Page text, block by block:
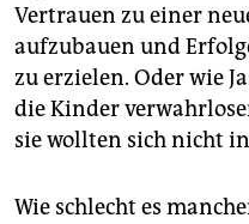
Vertrauen zu einer
aufzubauen und
zu erzielen. Oder wie
die Kinder
sie wollten sich nicht
Wie schlecht es